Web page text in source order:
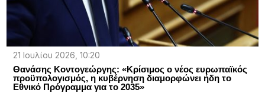
21 Ιουλίου 2026, 10:20
Θανάσης Κοντογεώργης: «Κρίσιμος ο νέος ευρωπαϊκός
προϋπολογισμός, η κυβέρνηση διαμορφώνει ήδη το
Εθνικό Πρόγραμμα για το 2035»